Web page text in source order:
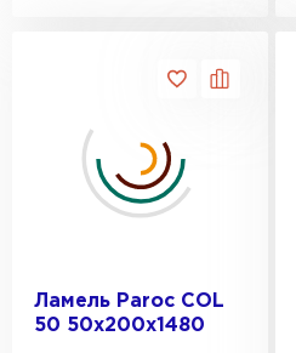
Ламель Paroc COL
50 50х200х1480